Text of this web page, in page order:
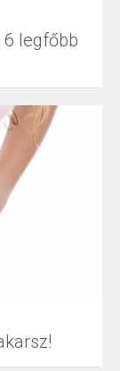
legfőbb